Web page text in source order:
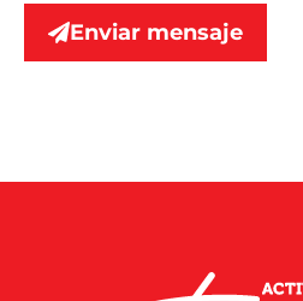
Enviar mensaje